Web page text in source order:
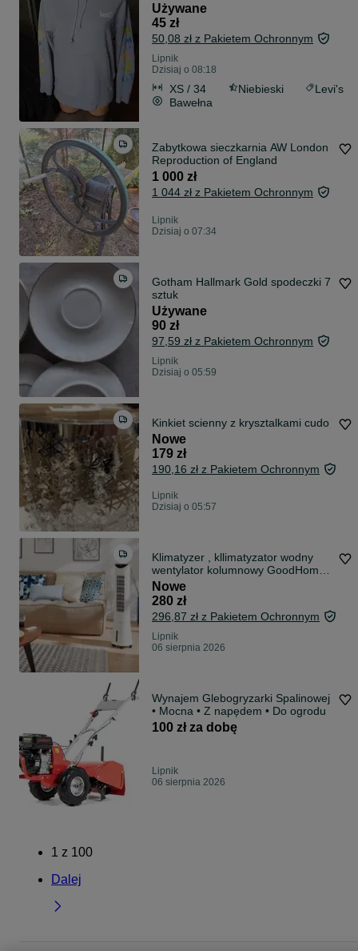
Używane
45 zł
50,08 zł z Pakietem Ochronnym
Lipnik
Dzisiaj o 08:18
XS / 34 Niebieski
Levi's
Bawełna
Zabytkowa sieczkarnia AW London
Reproduction of England
1 000 zł
1 044 zł z Pakietem Ochronnym
Lipnik
Dzisiaj o 07:34
Gotham Hallmark Gold spodeczki 7
sztuk
Używane
90 zł
97,59 zł z Pakietem Ochronnym
Lipnik
Dzisiaj o 05:59
Kinkiet scienny z krysztalkami cudo
Nowe
179 zł
190,16 zł z Pakietem Ochronnym
Lipnik
Dzisiaj o 05:57
Klimatyzer , kllimatyzator wodny
wentylator kolumnowy GoodHome
z nawilżaczem
Nowe
280 zł
296,87 zł z Pakietem Ochronnym
Lipnik
06 sierpnia 2026
Wynajem Glebogryzarki Spalinowej
• Mocna • Z napędem • Do ogrodu
100 zł za dobę
Lipnik
06 sierpnia 2026
1 z 100
Dalej